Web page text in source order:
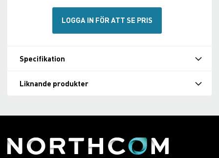
LOGGA IN FÖR ATT SE PRIS
Specifikation
Liknande produkter